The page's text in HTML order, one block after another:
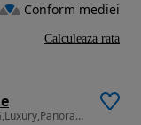
1995 cm3 • 190 CP • F31, 320d 190Cp B47, SMG,Luxury,Panoramic, Full Led, Keyless!
Conform mediei
Calculeaza rata